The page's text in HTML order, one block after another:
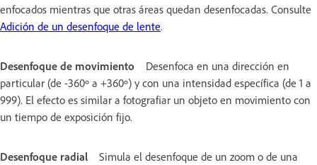
enfocados mientras que otras áreas quedan desenfocadas. Consulte
Adición de un desenfoque de lente.
Desenfoque de movimiento
Desenfoca en una dirección en
particular (de -360º a +360º) y con una intensidad específica (de 1 a
999). El efecto es similar a fotografiar un objeto en movimiento con
un tiempo de exposición fijo.
Desenfoque radial
Simula el desenfoque de un zoom o de una